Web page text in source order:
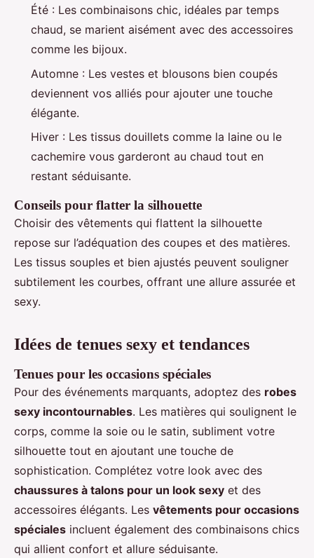
Été : Les combinaisons chic, idéales par temps
chaud, se marient aisément avec des accessoires
comme les bijoux.
Automne : Les vestes et blousons bien coupés
deviennent vos alliés pour ajouter une touche
élégante.
Hiver : Les tissus douillets comme la laine ou le
cachemire vous garderont au chaud tout en
restant séduisante.
Conseils pour flatter la silhouette
Choisir des vêtements qui flattent la silhouette
repose sur l’adéquation des coupes et des matières.
Les tissus souples et bien ajustés peuvent souligner
subtilement les courbes, offrant une allure assurée et
sexy.
Idées de tenues sexy et tendances
Tenues pour les occasions spéciales
Pour des événements marquants, adoptez des robes
sexy incontournables. Les matières qui soulignent le
corps, comme la soie ou le satin, subliment votre
silhouette tout en ajoutant une touche de
sophistication. Complétez votre look avec des
chaussures à talons pour un look sexy et des
accessoires élégants. Les vêtements pour occasions
spéciales incluent également des combinaisons chics
qui allient confort et allure séduisante.